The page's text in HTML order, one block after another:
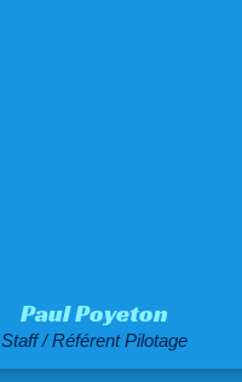
Paul Poyeton
Staff / Référent Pilotage